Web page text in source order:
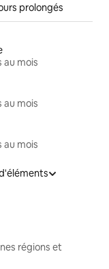
prolongés
au mois
au mois
au mois
régions et